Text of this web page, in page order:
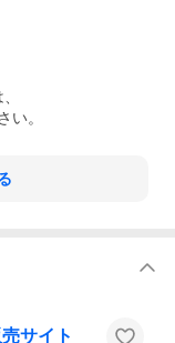
Palm-O
い。
サイト